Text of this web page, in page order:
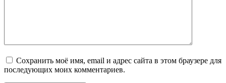
Сохранить моё имя, email и адрес сайта в этом браузере для
последующих моих комментариев.